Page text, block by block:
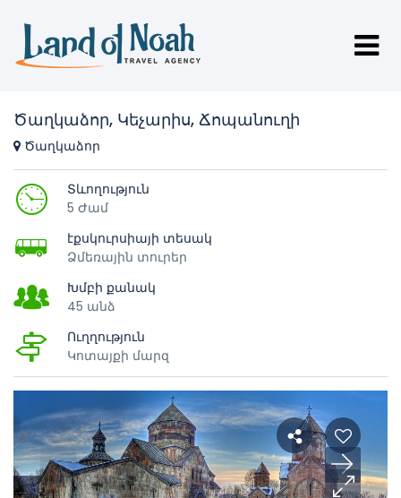
Ծաղկաձոր, Կեչարիս, Ճոպանուղի
Ծաղկաձոր
Տևողություն
5 Ժամ
էքսկուրսիայի տեսակ
Ձմեռային տուրեր
Խմբի քանակ
45 անձ
Ուղղություն
Կոտայքի մարզ